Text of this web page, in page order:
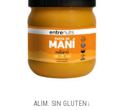
ALIM. SIN GLUTEN↓